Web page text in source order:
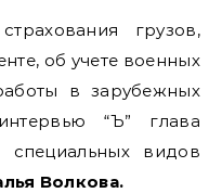
грузов,
об учете военных
в зарубежных
“Ъ” глава
специальных видов
Волкова.